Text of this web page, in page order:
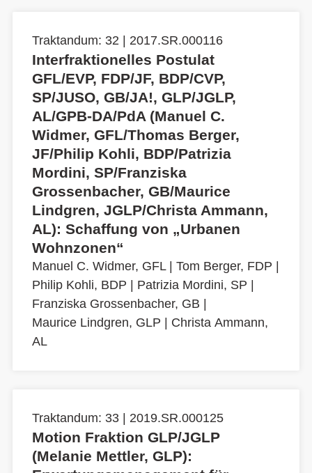
Traktandum: 32 | 2017.SR.000116
Interfraktionelles Postulat
GFL/EVP, FDP/JF, BDP/CVP,
SP/JUSO, GB/JA!, GLP/JGLP,
AL/GPB-DA/PdA (Manuel C.
Widmer, GFL/Thomas Berger,
JF/Philip Kohli, BDP/Patrizia
Mordini, SP/Franziska
Grossenbacher, GB/Maurice
Lindgren, JGLP/Christa Ammann,
AL): Schaffung von „Urbanen
Wohnzonen“
Manuel C. Widmer, GFL| Tom Berger, FDP
Philip Kohli, BDP
Patrizia Mordini, SP
Franziska Grossenbacher, GB
Maurice Lindgren, GLP
Christa Ammann,
AL
Traktandum: 33 | 2019.SR.000125
Motion Fraktion GLP/JGLP
(Melanie Mettler, GLP):